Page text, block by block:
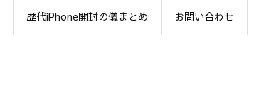
歴代iPhone開封の儀まとめ お問い合わせ